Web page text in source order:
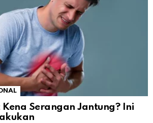
Serangan Jantung? Ini